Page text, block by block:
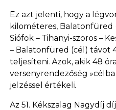
Ez azt jelenti, hogy a
kilométeres, Balatonfüred
Siófok – Tihanyi-szoros –
– Balatonfüred (cél) távot
teljesíteni. Azok, akik 48
versenyrendezőség
jelzéssel értékeli.
Az 51. Kékszalag Nagydíj